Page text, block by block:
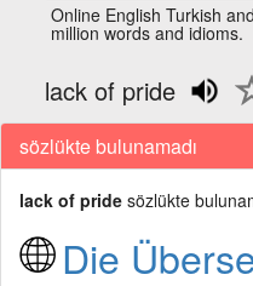
Online English Turkish
million words and idioms.
lack of pride
sözlükte bulunamadı
lack of pride sözlükte
Die